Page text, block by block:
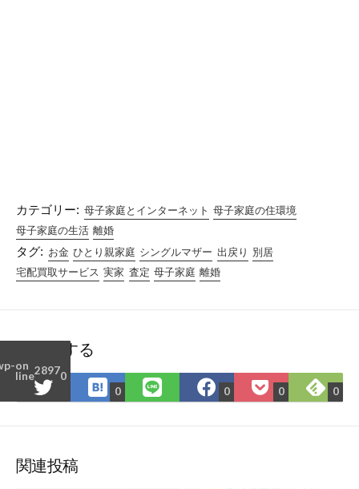
カテゴリー: 母子家庭とインターネット 母子家庭の住環境
母子家庭の生活 離婚
タグ: お金 ひとり親家庭 シングルマザー 出戻り 別居
宅配買取サービス 実家 査定 母子家庭 離婚
シェアする
Twitter
で
ア
on
line28970
は
て
0
LINE
で
Facebook
で
0
Pocket
に
0
で
0
関連投稿